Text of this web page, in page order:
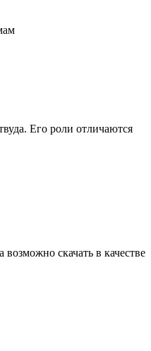
Его роли отличаются
скачать в качестве